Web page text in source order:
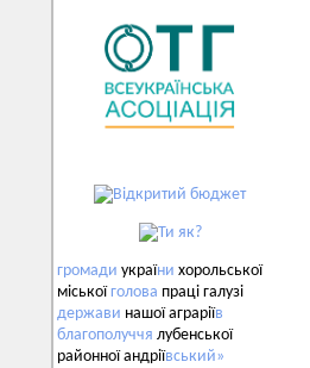
громади україни хорольської
міськоїголова праці галузі
держави нашої аграріїв
благополуччя лубенської
районної андріївський»